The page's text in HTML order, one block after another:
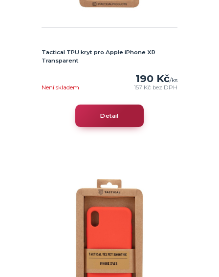
Tactical TPU kryt pro Apple iPhone XR
Transparent
190 Kč/ks
157 Kč bez DPH
Není skladem
Detail